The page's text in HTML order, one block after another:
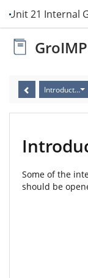
Unit 21 Internal
Introduction
Some of the
should be